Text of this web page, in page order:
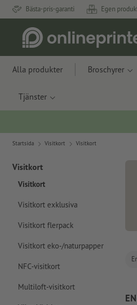
Bästa-pris-garanti Egen
Alla produkter Broschyrer
Tjänster
Startsida Visitkort Visitkort
Visitkort
Visitkort
Visitkort exklusiva
Visitkort flerpack
Visitkort eko-/naturpapper
NFC-visitkort
Multiloft-visitkort